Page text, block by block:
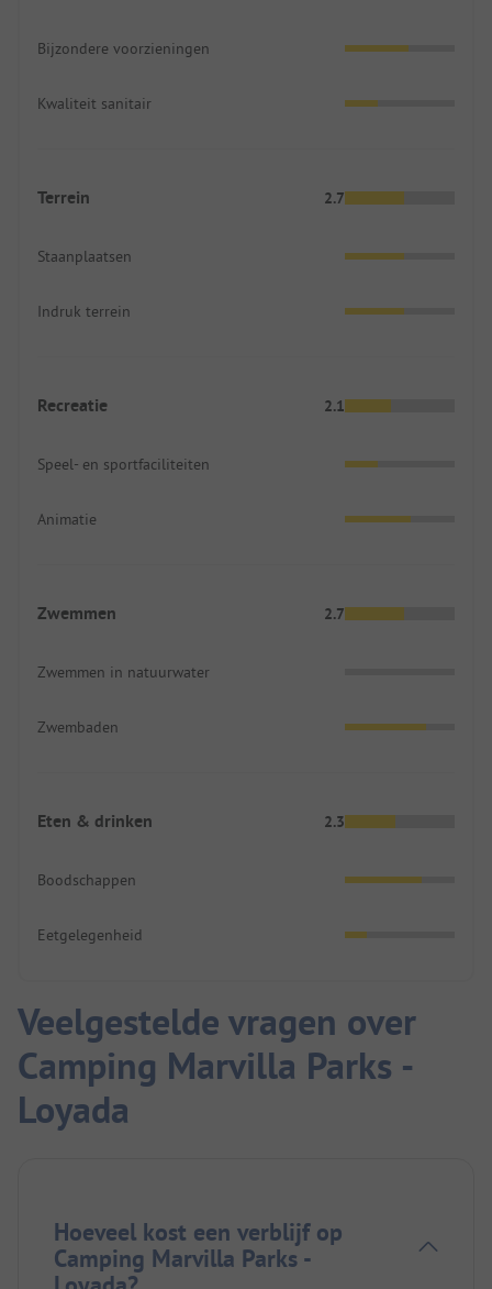
Bijzondere voorzieningen
Kwaliteit sanitair
Terrein 2.7
Staanplaatsen
Indruk terrein
Recreatie 2.1
Speel- en sportfaciliteiten
Animatie
Zwemmen 2.7
Zwemmen in natuurwater
Zwembaden
Eten & drinken 2.3
Boodschappen
Eetgelegenheid
Veelgestelde vragen over
Camping Marvilla Parks -
Loyada
Hoeveel kost een verblijf op
Camping Marvilla Parks -